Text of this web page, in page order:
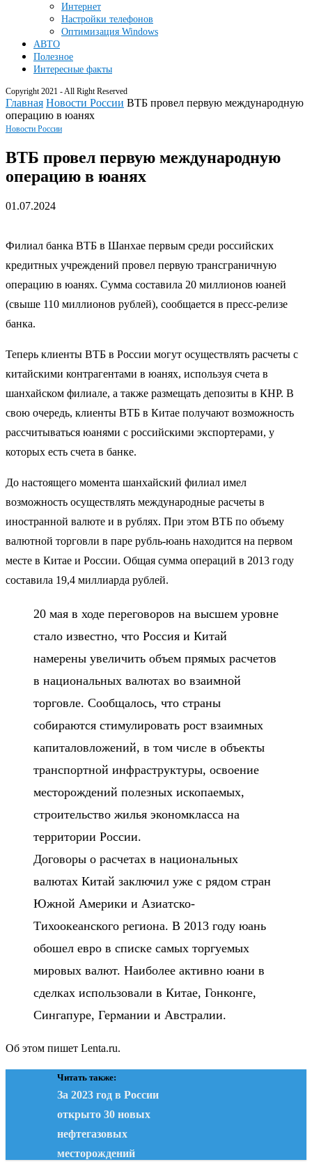
Интернет
Настройки телефонов
Оптимизация Windows
АВТО
Полезное
Интересные факты
Copyright 2021 - All Right Reserved
Главная Новости России ВТБ провел первую международную
операцию в юанях
Новости России
ВТБ провел первую международную
операцию в юанях
01.07.2024
Филиал банка ВТБ в Шанхае первым среди российских
кредитных учреждений провел первую трансграничную
операцию в юанях. Сумма составила 20 миллионов юаней
(свыше 110 миллионов рублей), сообщается в пресс-релизе
банка.
Теперь клиенты ВТБ в России могут осуществлять расчеты с
китайскими контрагентами в юанях, используя счета в
шанхайском филиале, а также размещать депозиты в КНР. В
свою очередь, клиенты ВТБ в Китае получают возможность
рассчитываться юанями с российскими экспортерами, у
которых есть счета в банке.
До настоящего момента шанхайский филиал имел
возможность осуществлять международные расчеты в
иностранной валюте и в рублях. При этом ВТБ по объему
валютной торговли в паре рубль-юань находится на первом
месте в Китае и России. Общая сумма операций в 2013 году
составила 19,4 миллиарда рублей.
20 мая в ходе переговоров на высшем уровне
стало известно, что Россия и Китай
намерены увеличить объем прямых расчетов
в национальных валютах во взаимной
торговле. Сообщалось, что страны
собираются стимулировать рост взаимных
капиталовложений, в том числе в объекты
транспортной инфраструктуры, освоение
месторождений полезных ископаемых,
строительство жилья экономкласса на
территории России.
Договоры о расчетах в национальных
валютах Китай заключил уже с рядом стран
Южной Америки и Азиатско-
Тихоокеанского региона. В 2013 году юань
обошел евро в списке самых торгуемых
мировых валют. Наиболее активно юани в
сделках использовали в Китае, Гонконге,
Сингапуре, Германии и Австралии.
Об этом пишет Lenta.ru.
Читать также:
За 2023 год в России
открыто 30 новых
нефтегазовых
месторождений